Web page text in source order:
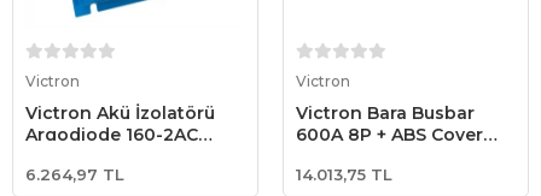
Victron
Victron Akü İzolatörü
Argodiode 160-2AC
(ARG160201020)
6.264,97 TL
Victron
Victron Bara Busbar
600A 8P + ABS Cover
14.013,75 TL